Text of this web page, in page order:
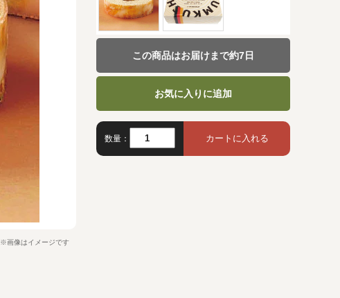
※画像はイメージです
この商品はお届けまで約7日
お気に入りに追加
数量：